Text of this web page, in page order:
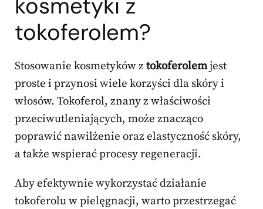
kosmetyki z
tokoferolem?
Stosowanie kosmetyków ztokoferolemjest
proste i przynosi wiele korzyści dla skóry i
włosów. Tokoferol, znany z właściwości
przeciwutleniających, może znacząco
poprawić nawilżenie oraz elastyczność skóry,
a także wspierać procesy regeneracji.
Aby efektywnie wykorzystać działanie
tokoferolu w pielęgnacji, warto przestrzegać